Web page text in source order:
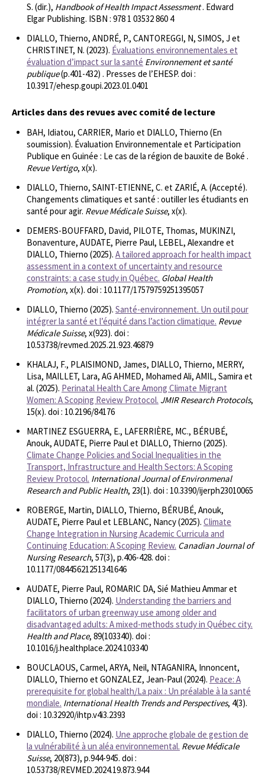
S. (dir.), Handbook of Health Impact Assessment. Edward
Elgar Publishing. ISBN : 978 1 03532 860 4
DIALLO, Thierno, ANDRÉ, P., CANTOREGGI, N, SIMOS, J et
CHRISTINET, N. (2023). Évaluations environnementales et
évaluation d’impact sur la santé Environnement et santé
publique(p.401-432) . Presses de l’EHESP. doi :
10.3917/ehesp.goupi.2023.01.0401
Articles dans des revues avec comité de lecture
BAH, Idiatou, CARRIER, Mario et DIALLO, Thierno (En
soumission). Évaluation Environnementale et Participation
Publique en Guinée : Le cas de la région de bauxite de Boké .
Revue Vertigo, x(x).
DIALLO, Thierno, SAINT-ETIENNE, C. et ZARIÉ, A. (Accepté).
Changements climatiques et santé : outiller les étudiants en
santé pour agir. Revue Médicale Suisse, x(x).
DEMERS-BOUFFARD, David, PILOTE, Thomas, MUKINZI,
Bonaventure, AUDATE, Pierre Paul, LEBEL, Alexandre et
DIALLO, Thierno (2025). A tailored approach for health impact
assessment in a context of uncertainty and resource
constraints: a case study in Québec. Global Health
Promotion, x(x). doi : 10.1177/17579759251395057
DIALLO, Thierno (2025). Santé-environnement. Un outil pour
intégrer la santé et l’équité dans l’action climatique. Revue
Médicale Suisse, x(923). doi :
10.53738/revmed.2025.21.923.46879
KHALAJ, F., PLAISIMOND, James, DIALLO, Thierno, MERRY,
Lisa, MAILLET, Lara, AG AHMED, Mohamed Ali, AMIL, Samira et
al. (2025). Perinatal Health Care Among Climate Migrant
Women: A Scoping Review Protocol. JMIR Research Protocols,
15(x). doi : 10.2196/84176
MARTINEZ ESGUERRA, E., LAFERRIÈRE, MC., BÉRUBÉ,
Anouk, AUDATE, Pierre Paul et DIALLO, Thierno (2025).
Climate Change Policies and Social Inequalities in the
Transport, Infrastructure and Health Sectors: A Scoping
Review Protocol. International Journal of Environmenal
Research and Public Health, 23(1). doi : 10.3390/ijerph23010065
ROBERGE, Martin, DIALLO, Thierno, BÉRUBÉ, Anouk,
AUDATE, Pierre Paul et LEBLANC, Nancy (2025). Climate
Change Integration in Nursing Academic Curricula and
Continuing Education: A Scoping Review. Canadian Journal of
Nursing Research, 57(3), p.406-428. doi :
10.1177/08445621251341646
AUDATE, Pierre Paul, ROMARIC DA, Sié Mathieu Ammar et
DIALLO, Thierno (2024). Understanding the barriers and
facilitators of urban greenway use among older and
disadvantaged adults: A mixed-methods study in Québec city.
Health and Place, 89(103340). doi :
10.1016/j.healthplace.2024.103340
BOUCLAOUS, Carmel, ARYA, Neil, NTAGANIRA, Innoncent,
DIALLO, Thierno et GONZALEZ, Jean-Paul (2024). Peace: A
prerequisite for global health/La paix : Un préalable à la santé
mondiale. International Health Trends and Perspectives, 4(3).
doi : 10.32920/ihtp.v4i3.2393
DIALLO, Thierno (2024). Une approche globale de gestion de
la vulnérabilité à un aléa environnemental. Revue Médicale
Suisse, 20(873), p.944-945. doi :
10.53738/REVMED.2024.19.873.944